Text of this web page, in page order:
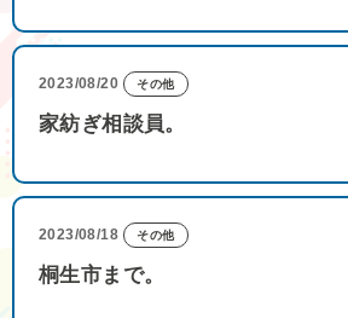
2023/08/20 その他
家紡ぎ相談員。
2023/08/18 その他
桐生市まで。